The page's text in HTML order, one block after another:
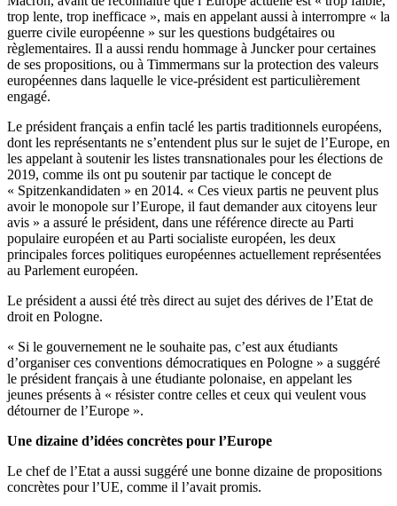
trop lente, trop inefficace », mais en appelant aussi à interrompre « la
guerre civile européenne » sur les questions budgétaires ou
règlementaires. Il a aussi rendu hommage à Juncker pour certaines
de ses propositions, ou à Timmermans sur la protection des valeurs
européennes dans laquelle le vice-président est particulièrement
engagé.
Le président français a enfin taclé les partis traditionnels européens,
dont les représentants ne s’entendent plus sur le sujet de l’Europe, en
les appelant à soutenir les listes transnationales pour les élections de
2019, comme ils ont pu soutenir par tactique le concept de
« Spitzenkandidaten » en 2014. « Ces vieux partis ne peuvent plus
avoir le monopole sur l’Europe, il faut demander aux citoyens leur
avis » a assuré le président, dans une référence directe au Parti
populaire européen et au Parti socialiste européen, les deux
principales forces politiques européennes actuellement représentées
au Parlement européen.
Le président a aussi été très direct au sujet des dérives de l’Etat de
droit en Pologne.
« Si le gouvernement ne le souhaite pas, c’est aux étudiants
d’organiser ces conventions démocratiques en Pologne » a suggéré
le président français à une étudiante polonaise, en appelant les
jeunes présents à « résister contre celles et ceux qui veulent vous
détourner de l’Europe ».
Une dizaine d’idées concrètes pour l’Europe
Le chef de l’Etat a aussi suggéré une bonne dizaine de propositions
concrètes pour l’UE, comme il l’avait promis.